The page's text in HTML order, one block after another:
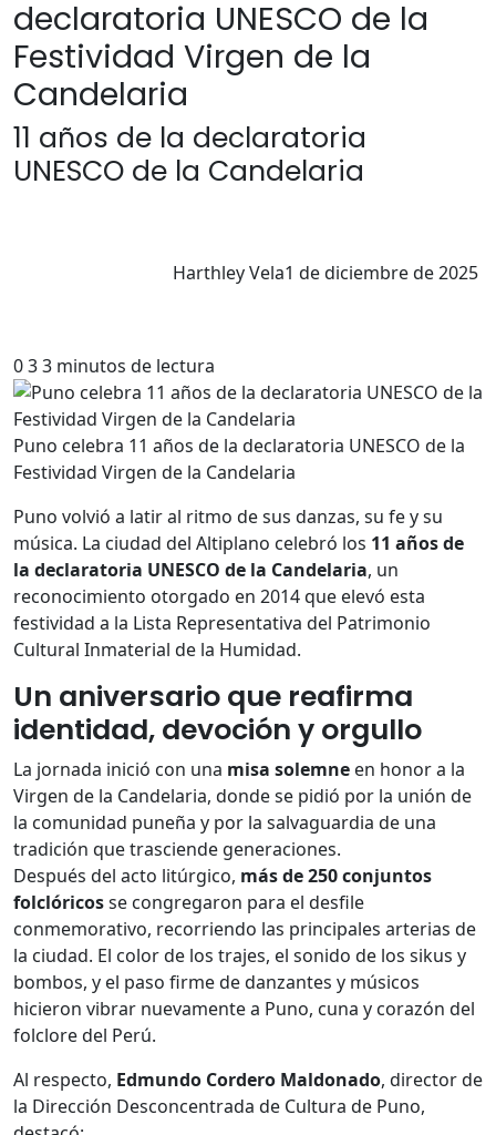
declaratoria UNESCO de la
Festividad Virgen de la
Candelaria
11 años de la declaratoria
UNESCO de la Candelaria
Harthley Vela1 de diciembre de 2025
033 minutos de lectura
Puno celebra 11 años de la declaratoria UNESCO de la
Festividad Virgen de la Candelaria
Puno volvió a latir al ritmo de sus danzas, su fe y su
música. La ciudad del Altiplano celebró los 11 años de
la declaratoria UNESCO de la Candelaria, un
reconocimiento otorgado en 2014 que elevó esta
festividad a la Lista Representativa del Patrimonio
Cultural Inmaterial de la Humidad.
Un aniversario que reafirma
identidad, devoción y orgullo
La jornada inició con una misa solemne en honor a la
Virgen de la Candelaria, donde se pidió por la unión de
la comunidad puneña y por la salvaguardia de una
tradición que trasciende generaciones.
Después del acto litúrgico, más de 250 conjuntos
folclóricosse congregaron para el desfile
conmemorativo, recorriendo las principales arterias de
la ciudad. El color de los trajes, el sonido de los sikus y
bombos, y el paso firme de danzantes y músicos
hicieron vibrar nuevamente a Puno, cuna y corazón del
folclore del Perú.
Al respecto, Edmundo Cordero Maldonado, director de
la Dirección Desconcentrada de Cultura de Puno,